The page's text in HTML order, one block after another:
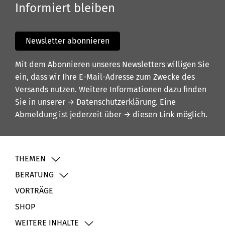
Informiert bleiben
Newsletter abonnieren
Mit dem Abonnieren unseres Newsletters willigen Sie
ein, dass wir Ihre E-Mail-Adresse zum Zwecke des
Versands nutzen. Weitere Informationen dazu finden
Sie in unserer → Datenschutzerklärung. Eine
Abmeldung ist jederzeit über → diesen Link möglich.
THEMEN
BERATUNG
VORTRÄGE
SHOP
WEITERE INHALTE